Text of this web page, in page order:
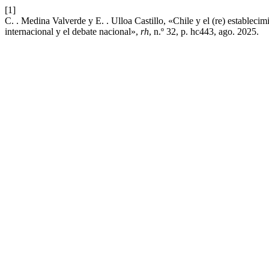
[1]
C. . Medina Valverde y E. . Ulloa Castillo, «Chile y el (re)
internacional y el debate nacional», rh, n.º 32, p. hc443, ago. 2025.